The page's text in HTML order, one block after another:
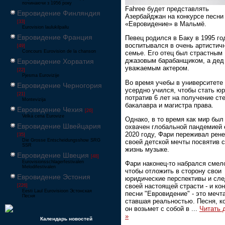
починаючи з 1956 року
Евровидение Финляндия
[33]
Eurovision laulukilpailu
Евровидение Франция
[49]
Concours Eurovision de la chanson
Евровидение Хорватия
[22]
Pjesma Eurovizije
Евровидение Черногория
[21]
Montevizija
Евровидение Чехия [26]
Velká cena Eurovize
Евровидение Швейцария
[35]
Die Grosse Entscheidungsshow SRG
SSR
Евровидение Швеция [48]
Eurovisionsschlagerfestivalen
Melodifestivalen
Евровидение Эстония
[226]
Eesti Laul Eurovisioon Эстонская
Песня
Календарь новостей
Fahree будет представлять
Азербайджан на конкурсе песни
«Евровидение» в Мальмё.
Певец родился в Баку в 1995
воспитывался в очень
семье. Его отец был страстным
джазовым барабанщиком, а
уважаемым актером.
Во время учебы в
усердно учился, чтобы стать
потратив 6 лет на получение
бакалавра и магистра права.
Однако, в то время как мир был
охвачен глобальной
2020 году, Фари переживал
своей детской мечты посвятив
жизнь музыке.
Фари наконец-то набрался
чтобы отложить в сторону свои
юридические перспективы и
своей настоящей страсти - и
песни "Евровидение" - это
ставшая реальностью. Песня,
он возьмет с собой в ... Читать
»